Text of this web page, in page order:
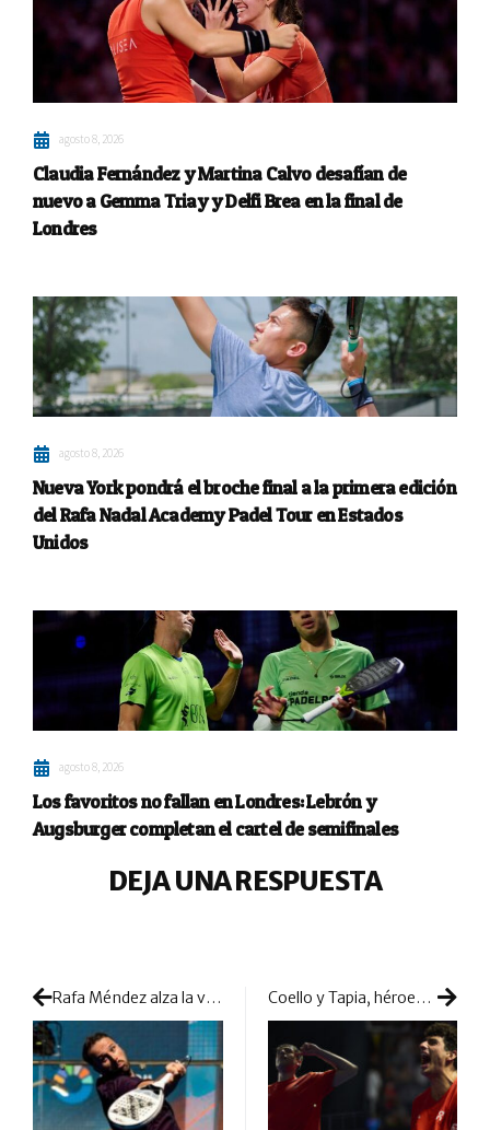
agosto 8, 2026
Claudia Fernández y Martina Calvo desafían de
nuevo a Gemma Triay y Delfi Brea en la final de
Londres
agosto 8, 2026
Nueva York pondrá el broche final a la primera edición
del Rafa Nadal Academy Padel Tour en Estados
Unidos
agosto 8, 2026
Los favoritos no fallan en Londres: Lebrón y
Augsburger completan el cartel de semifinales
DEJA UNA RESPUESTA
Rafa Méndez alza la voz tras la polémica de Íñigo Jofre: «Estamos poniendo el foco donde no es» Coello y Tapia, héroes de enorme resistencia en el Foro Itálico